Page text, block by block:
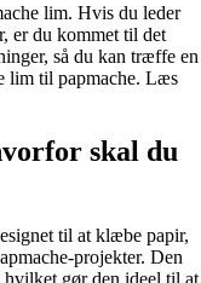
lim. Hvis du leder
er du kommet til det
så du kan træffe en
lim til papmache. Læs
skal du
til at klæbe papir,
projekter. Den
gør den ideel til at